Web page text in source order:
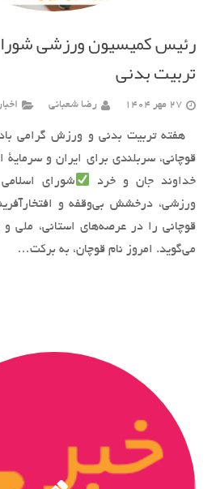
رئیس کمیسیون ورزشی
تربیت بدنی
27 مهر 1404 رضا شعبانی
هفته تربیت بدنی و ورزش گرامی
قوچانی، سربلندی برای ایران و سرمایۀ
خداوند جان و خرد
شورای
ورزشی، درخشش بی‌وقفه و
قوچانی را در عرصه‌های استانی، ملی و
می‌گوید. امروز نام قوچان، به برکت…